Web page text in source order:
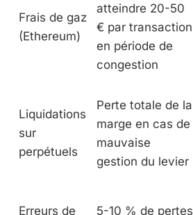
Frais de gaz
(Ethereum)
atteindre 20-50
€ par transaction
en période de
congestion
Liquidations
sur
perpétuels
Perte totale de la
marge en cas de
mauvaise
gestion du levier
Erreurs de 5-10 % de pertes